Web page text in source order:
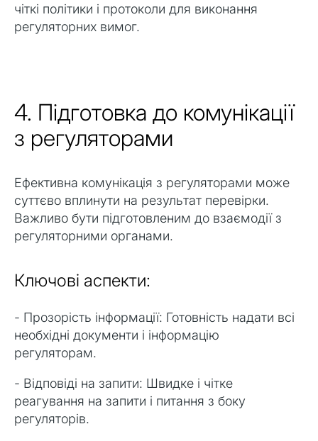
чіткі політики і протоколи для виконання
регуляторних вимог.
4. Підготовка до комунікації
з регуляторами
Ефективна комунікація з регуляторами може
суттєво вплинути на результат перевірки.
Важливо бути підготовленим до взаємодії з
регуляторними органами.
Ключові аспекти:
- Прозорість інформації: Готовність надати всі
необхідні документи і інформацію
регуляторам.
- Відповіді на запити: Швидке і чітке
реагування на запити і питання з боку
регуляторів.